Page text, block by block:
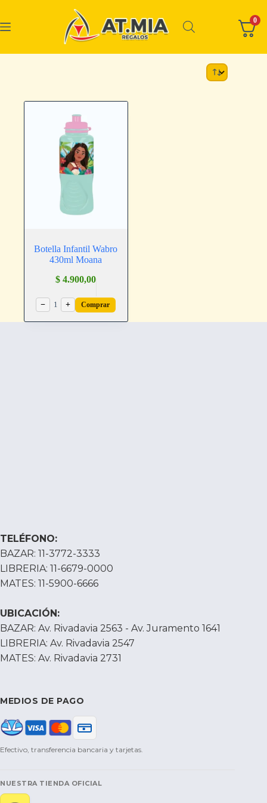
Botella Infantil Wabro
430ml Moana
$ 4.900,00
− 1 + Comprar
TELÉFONO:
BAZAR: 11-3772-3333
LIBRERIA: 11-6679-0000
MATES: 11-5900-6666
UBICACIÓN:
BAZAR: Av. Rivadavia 2563 - Av. Juramento 1641
LIBRERIA: Av. Rivadavia 2547
MATES: Av. Rivadavia 2731
MEDIOS DE PAGO
Efectivo, transferencia bancaria y tarjetas.
NUESTRA TIENDA OFICIAL
0